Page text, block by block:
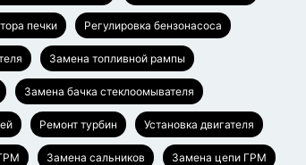
печки Регулировка бензонасоса
Замена топливной рампы
Замена бачка стеклоомывателя
Ремонт турбин Установка двигателя
Замена сальников Замена цепи ГРМ